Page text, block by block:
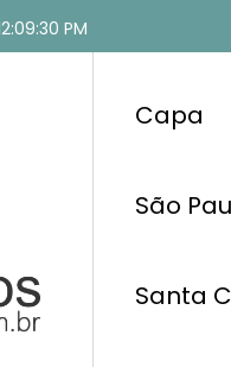
PM
Capa
São
Santa